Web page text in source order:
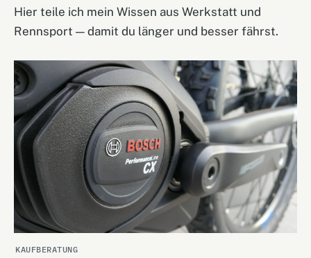
Hier teile ich mein Wissen aus Werkstatt und
Rennsport — damit du länger und besser fährst.
KAUFBERATUNG